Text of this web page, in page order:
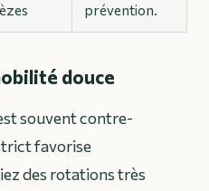
prévention.
douce
souvent contre-
favorise
des rotations très